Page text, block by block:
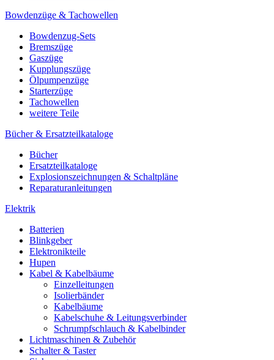
Bowdenzüge & Tachowellen
Bowdenzug-Sets
Bremszüge
Gaszüge
Kupplungszüge
Ölpumpenzüge
Starterzüge
Tachowellen
weitere Teile
Bücher & Ersatzteilkataloge
Bücher
Ersatzteilkataloge
Explosionszeichnungen & Schaltpläne
Reparaturanleitungen
Elektrik
Batterien
Blinkgeber
Elektronikteile
Hupen
Kabel & Kabelbäume
Einzelleitungen
Isolierbänder
Kabelbäume
Kabelschuhe & Leitungsverbinder
Schrumpfschlauch & Kabelbinder
Lichtmaschinen & Zubehör
Schalter & Taster